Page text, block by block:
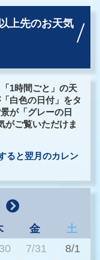
上先のお天気
1時間ごと」の天
白色の日付」をタ
が「グレーの日
がご覧いただけま
ると翌月のカレン
金
土
7/31 8/1